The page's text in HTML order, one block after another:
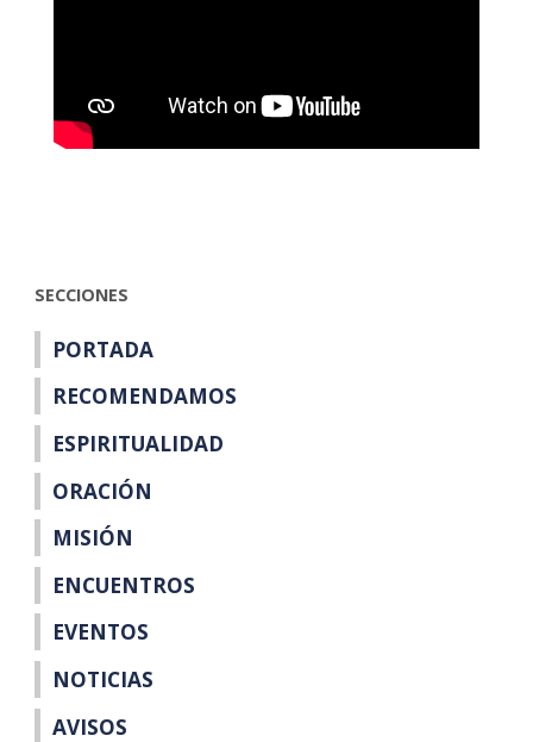
SECCIONES
PORTADA
RECOMENDAMOS
ESPIRITUALIDAD
ORACIÓN
MISIÓN
ENCUENTROS
EVENTOS
NOTICIAS
AVISOS